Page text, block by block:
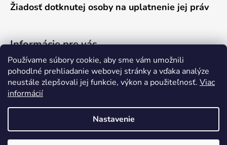
Používame súbory cookie, aby sme vám umožnili
pohodlné prehliadanie webovej stránky a vďaka analýze
neustále zlepšovali jej funkcie, výkon a použiteľnosť. Viac
informácií
Nastavenie
Žiadosť dotknutej osoby na uplatnenie jej práv
Informácie pre vás
Predajňa Vráble
Predajňa Pieštany
Ako nakupovať